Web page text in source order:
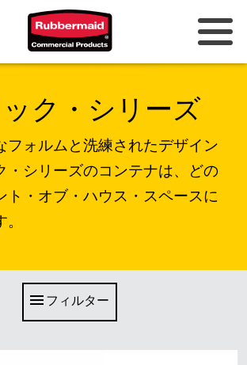
）
ン
（VN）
ク・シリーズ
フォルムと洗練されたデザイン
・シリーズのコンテナは、どの
ト・オブ・ハウス・スペースに
フィルター